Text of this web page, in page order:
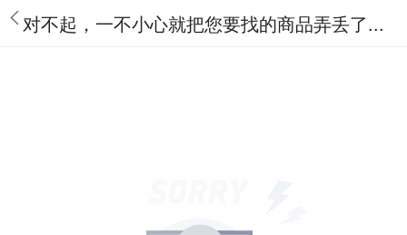
对不起，一不小心就把您要找的商品弄丢了...